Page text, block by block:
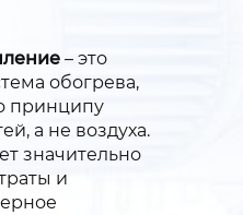
– это
обогрева,
принципу
а не воздуха.
значительно
и